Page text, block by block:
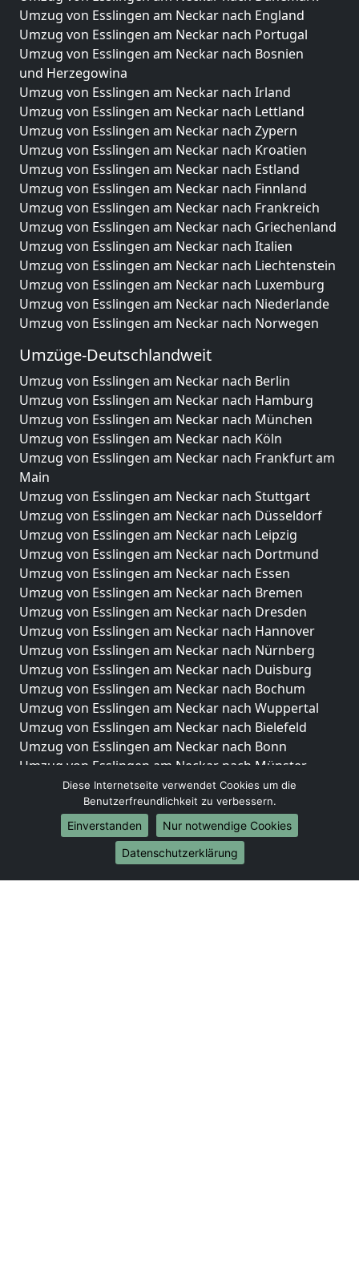
Umzug von Esslingen am Neckar nach England
Umzug von Esslingen am Neckar nach Portugal
Umzug von Esslingen am Neckar nach Bosnien
und Herzegowina
Umzug von Esslingen am Neckar nach Irland
Umzug von Esslingen am Neckar nach Lettland
Umzug von Esslingen am Neckar nach Zypern
Umzug von Esslingen am Neckar nach Kroatien
Umzug von Esslingen am Neckar nach Estland
Umzug von Esslingen am Neckar nach Finnland
Umzug von Esslingen am Neckar nach Frankreich
Umzug von Esslingen am Neckar nach Griechenland
Umzug von Esslingen am Neckar nach Italien
Umzug von Esslingen am Neckar nach Liechtenstein
Umzug von Esslingen am Neckar nach Luxemburg
Umzug von Esslingen am Neckar nach Niederlande
Umzug von Esslingen am Neckar nach Norwegen
Umzüge-Deutschlandweit
Umzug von Esslingen am Neckar nach Berlin
Umzug von Esslingen am Neckar nach Hamburg
Umzug von Esslingen am Neckar nach München
Umzug von Esslingen am Neckar nach Köln
Umzug von Esslingen am Neckar nach Frankfurt am
Main
Umzug von Esslingen am Neckar nach Stuttgart
Umzug von Esslingen am Neckar nach Düsseldorf
Umzug von Esslingen am Neckar nach Leipzig
Umzug von Esslingen am Neckar nach Dortmund
Umzug von Esslingen am Neckar nach Essen
Umzug von Esslingen am Neckar nach Bremen
Umzug von Esslingen am Neckar nach Dresden
Umzug von Esslingen am Neckar nach Hannover
Umzug von Esslingen am Neckar nach Nürnberg
Umzug von Esslingen am Neckar nach Duisburg
Umzug von Esslingen am Neckar nach Bochum
Umzug von Esslingen am Neckar nach Wuppertal
Umzug von Esslingen am Neckar nach Bielefeld
Umzug von Esslingen am Neckar nach Bonn
Umzug von Esslingen am Neckar nach Münster
Internationale-Umzüge
Umzug von Esslingen am Neckar nach Brasilien
Umzug von Esslingen am Neckar nach Brunei
Umzug von Esslingen am Neckar nach Burkina Faso
Diese Internetseite verwendet Cookies um die
Benutzerfreundlichkeit zu verbessern.
Einverstanden
Nur notwendige Cookies
Datenschutzerklärung